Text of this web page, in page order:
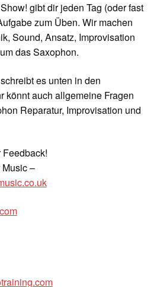
gibt dir jeden Tag (oder fast
zum Üben. Wir machen
Sound, Ansatz, Improvisation
das Saxophon.
es unten in den
könnt auch allgemeine Fragen
Reparatur, Improvisation und
Feedback!
–